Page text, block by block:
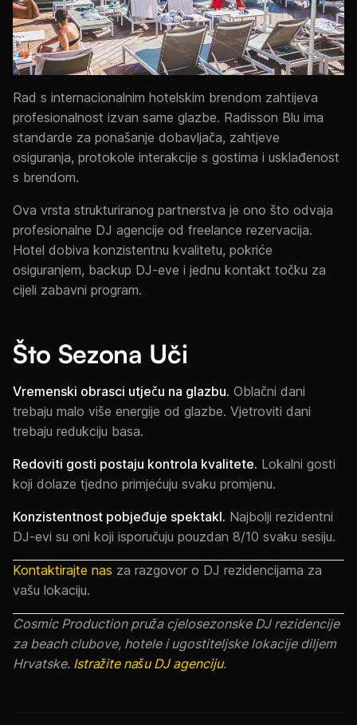
Rad s internacionalnim hotelskim brendom zahtijeva
profesionalnost izvan same glazbe. Radisson Blu ima
standarde za ponašanje dobavljača, zahtjeve
osiguranja, protokole interakcije s gostima i usklađenost
s brendom.
Ova vrsta strukturiranog partnerstva je ono što odvaja
profesionalne DJ agencije od freelance rezervacija.
Hotel dobiva konzistentnu kvalitetu, pokriće
osiguranjem, backup DJ-eve i jednu kontakt točku za
cijeli zabavni program.
Što Sezona Uči
Vremenski obrasci utječu na glazbu. Oblačni dani
trebaju malo više energije od glazbe. Vjetroviti dani
trebaju redukciju basa.
Redoviti gosti postaju kontrola kvalitete. Lokalni gosti
koji dolaze tjedno primjećuju svaku promjenu.
Konzistentnost pobjeđuje spektakl. Najbolji rezidentni
DJ-evi su oni koji isporučuju pouzdan 8/10 svaku sesiju.
Kontaktirajte nas za razgovor o DJ rezidencijama za
vašu lokaciju.
Cosmic Production pruža cjelosezonske DJ rezidencije
za beach clubove, hotele i ugostiteljske lokacije diljem
Hrvatske. Istražite našu DJ agenciju.